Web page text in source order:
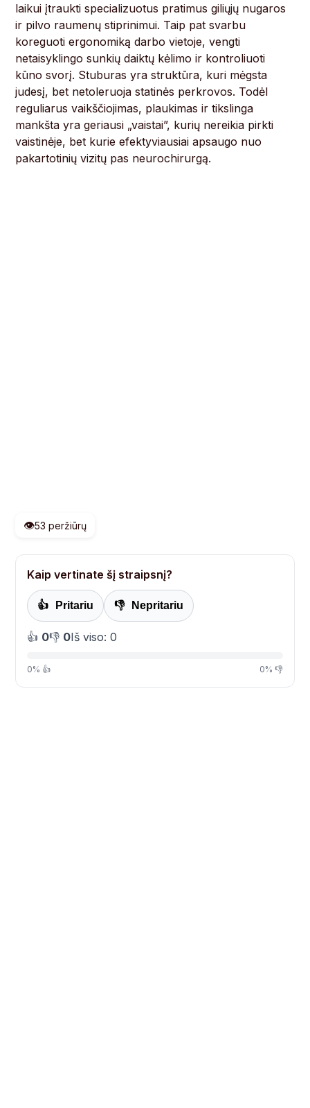
laikui įtraukti specializuotus pratimus giliųjų nugaros
ir pilvo raumenų stiprinimui. Taip pat svarbu
koreguoti ergonomiką darbo vietoje, vengti
netaisyklingo sunkių daiktų kėlimo ir kontroliuoti
kūno svorį. Stuburas yra struktūra, kuri mėgsta
judesį, bet netoleruoja statinės perkrovos. Todėl
reguliarus vaikščiojimas, plaukimas ir tikslinga
mankšta yra geriausi „vaistai”, kurių nereikia pirkti
vaistinėje, bet kurie efektyviausiai apsaugo nuo
pakartotinių vizitų pas neurochirurgą.
👁️53 peržiūrų
Kaip vertinate šį straipsnį?
👍 Pritariu 👎 Nepritariu
👍 0👎 0Iš viso: 0
0% 👍 0% 👎